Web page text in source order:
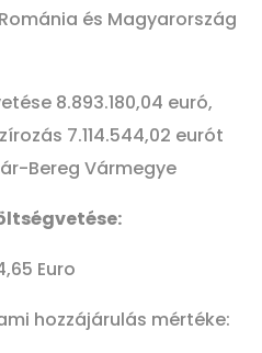
és Magyarország
8.893.180,04 euró,
7.114.544,02 eurót
Bereg Vármegye
Euro
hozzájárulás mértéke: